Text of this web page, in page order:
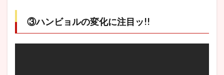
③ハンビョルの変化に注目ッ!!